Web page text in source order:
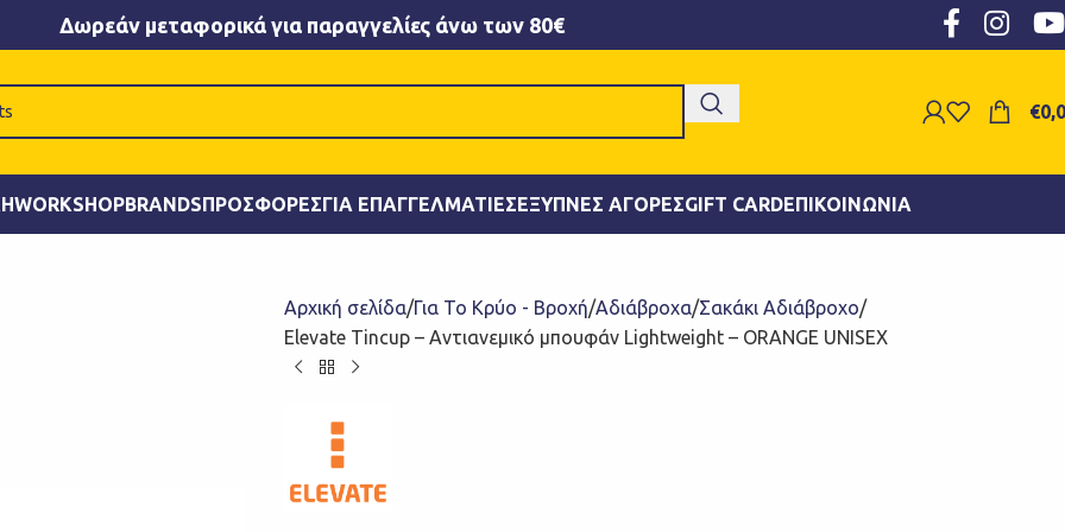
Δωρεάν μεταφορικά για παραγγελίες άνω των 80€
€
WORKSHOPBRANDSΠΡΟΣΦΟΡΈΣΓΙΑ ΕΠΑΓΓΕΛΜΑΤΊΕΣΕΞΥΠΝΕΣ ΑΓΟΡΈΣGIFT CARDΕΠΙΚΟΙΝΩΝΊΑ
Αρχική σελίδα Για Το Κρύο - Βροχή Αδιάβροχα Σακάκι Αδιάβροχο
Elevate Tincup – Αντιανεμικό μπουφάν Lightweight – ORANGE UNISEX